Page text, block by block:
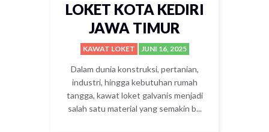
LOKET KOTA KEDIRI
JAWA TIMUR
KAWAT LOKET JUNI 16, 2025
Dalam dunia konstruksi, pertanian,
industri, hingga kebutuhan rumah
tangga, kawat loket galvanis menjadi
salah satu material yang semakin b...